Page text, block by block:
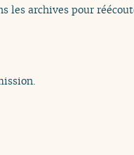
les archives pour